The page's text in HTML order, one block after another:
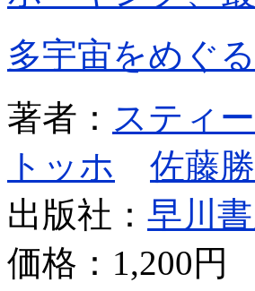
多宇宙をめぐ
著者： スティ
トッホ
佐藤
出版社： 早川
価格： 1,200円